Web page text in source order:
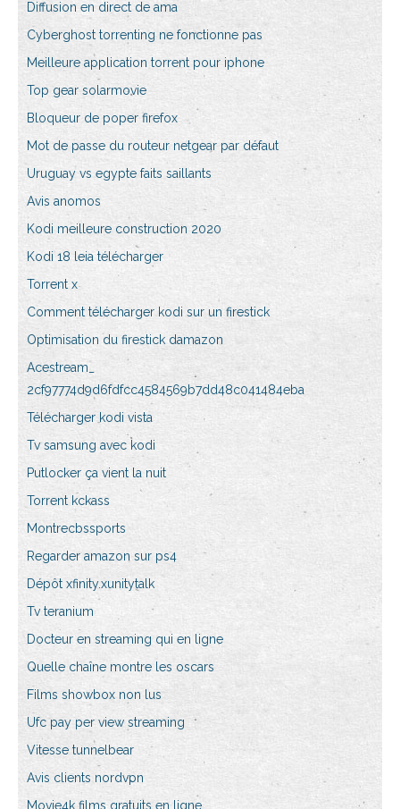
Diffusion en direct de ama
Cyberghost torrenting ne fonctionne pas
Meilleure application torrent pour iphone
Top gear solarmovie
Bloqueur de poper firefox
Mot de passe du routeur netgear par défaut
Uruguay vs egypte faits saillants
Avis anomos
Kodi meilleure construction 2020
Kodi 18 leia télécharger
Torrent x
Comment télécharger kodi sur un firestick
Optimisation du firestick damazon
Acestream_
2cf97774d9d6fdfcc4584569b7dd48c041484eba
Télécharger kodi vista
Tv samsung avec kodi
Putlocker ça vient la nuit
Torrent kckass
Montrecbssports
Regarder amazon sur ps4
Dépôt xfinity.xunitytalk
Tv teranium
Docteur en streaming qui en ligne
Quelle chaîne montre les oscars
Films showbox non lus
Ufc pay per view streaming
Vitesse tunnelbear
Avis clients nordvpn
Movie4k films gratuits en ligne